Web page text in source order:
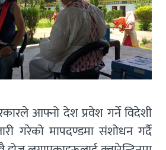
आफ्नो देश प्रवेश गर्ने विदेशी
गरेको मापदण्डमा संशोधन गर्दै